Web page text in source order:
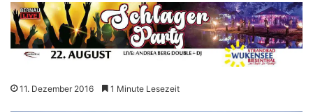
11. Dezember 2016 1 Minute Lesezeit